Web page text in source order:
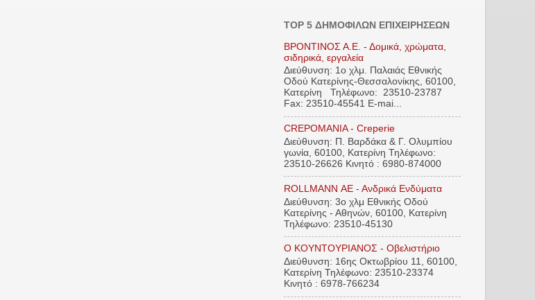
TOP 5 ΔΗΜΟΦΙΛΩΝ ΕΠΙΧΕΙΡΗΣΕΩΝ
ΒΡΟΝΤΙΝΟΣ Α.Ε. - Δομικά, χρώματα,
σιδηρικά, εργαλεία
Διεύθυνση: 1ο χλμ. Παλαιάς Εθνικής
Οδού Κατερίνης-Θεσσαλονίκης, 60100,
Κατερίνη Τηλέφωνο: 23510-23787
Fax: 23510-45541 E-mai...
CREPOMANIA - Creperie
Διεύθυνση: Π. Βαρδάκα & Γ. Ολυμπίου
γωνία, 60100, Κατερίνη Τηλέφωνο:
23510-26626 Κινητό : 6980-874000
ROLLMANN ΑΕ - Ανδρικά Ενδύματα
Διεύθυνση: 3ο χλμ Εθνικής Οδού
Κατερίνης - Αθηνών, 60100, Κατερίνη
Τηλέφωνο: 23510-45130
Ο ΚΟΥΝΤΟΥΡΙΑΝΟΣ - Οβελιστήριο
Διεύθυνση: 16ης Οκτωβρίου 11, 60100,
Κατερίνη Τηλέφωνο: 23510-23374
Κινητό : 6978-766234